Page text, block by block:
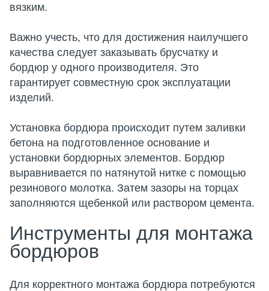
вязким.
Важно учесть, что для достижения наилучшего
качества следует заказывать брусчатку и
бордюр у одного производителя. Это
гарантирует совместную срок эксплуатации
изделий.
Установка бордюра происходит путем заливки
бетона на подготовленное основание и
установки бордюрных элементов. Бордюр
выравнивается по натянутой нитке с помощью
резинового молотка. Затем зазоры на торцах
заполняются щебенкой или раствором цемента.
Инструменты для монтажа
бордюров
Для корректного монтажа бордюра потребуются